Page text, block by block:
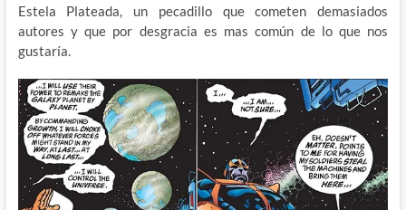
Estela Plateada, un pecadillo que cometen demasiados
autores y que por desgracia es mas común de lo que nos
gustaría.